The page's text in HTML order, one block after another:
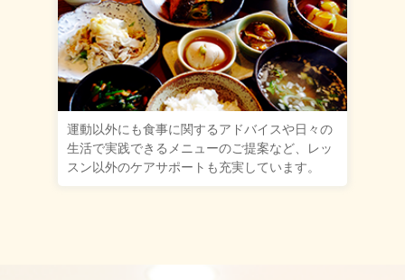
運動以外にも食事に関するアドバイスや日々の
生活で実践できるメニューのご提案など、レッ
スン以外のケアサポートも充実しています。